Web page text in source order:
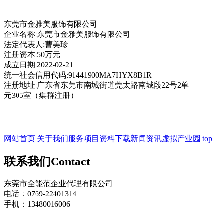
东莞市金雅美服饰有限公司
企业名称:东莞市金雅美服饰有限公司
法定代表人:曹美珍
注册资本:50万元
成立日期:2022-02-21
统一社会信用代码:91441900MA7HYX8B1R
注册地址:广东省东莞市南城街道莞太路南城段22号2单
元305室（集群注册）
网站首页 关于我们服务项目 资料下载新闻资讯虚拟产业园 top
联系我们Contact
东莞市全能范企业代理有限公司
电话：0769-22401314
手机：13480016006